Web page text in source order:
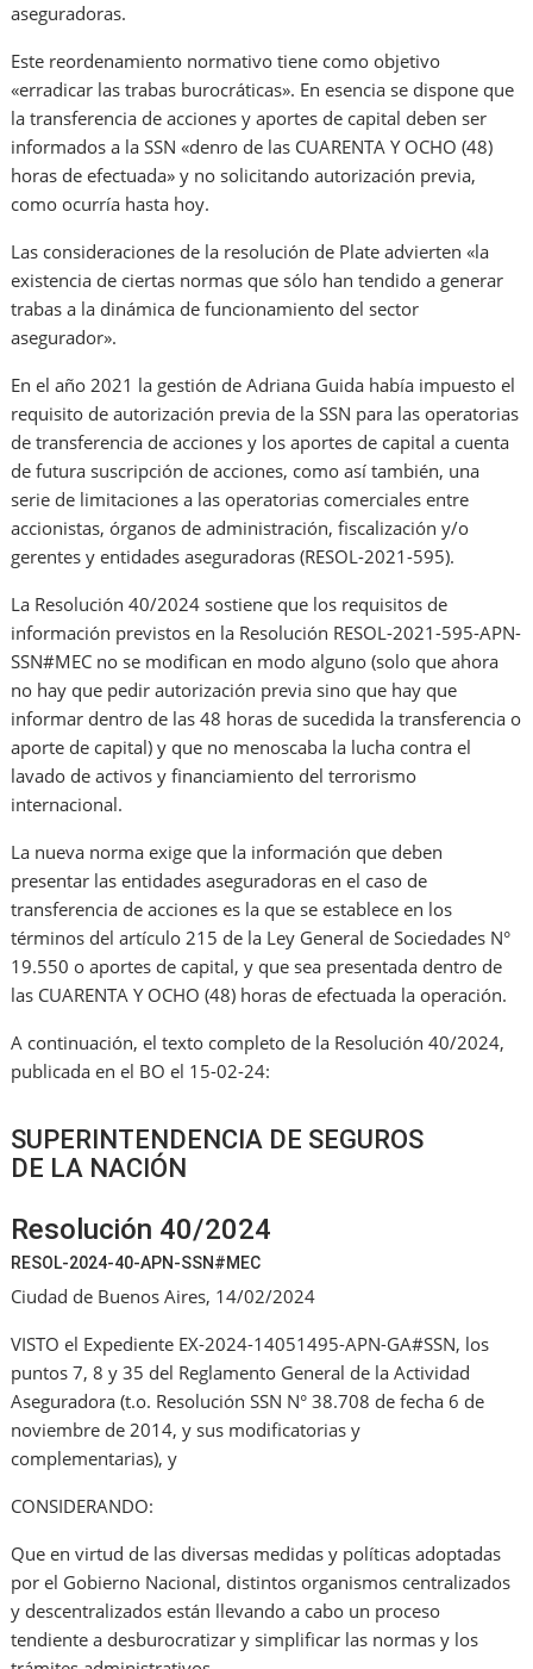
aseguradoras.
Este reordenamiento normativo tiene como objetivo
«erradicar las trabas burocráticas». En esencia se dispone que
la transferencia de acciones y aportes de capital deben ser
informados a la SSN «denro de las CUARENTA Y OCHO (48)
horas de efectuada» y no solicitando autorización previa,
como ocurría hasta hoy.
Las consideraciones de la resolución de Plate advierten «la
existencia de ciertas normas que sólo han tendido a generar
trabas a la dinámica de funcionamiento del sector
asegurador».
En el año 2021 la gestión de Adriana Guida había impuesto el
requisito de autorización previa de la SSN para las operatorias
de transferencia de acciones y los aportes de capital a cuenta
de futura suscripción de acciones, como así también, una
serie de limitaciones a las operatorias comerciales entre
accionistas, órganos de administración, fiscalización y/o
gerentes y entidades aseguradoras (RESOL-2021-595).
La Resolución 40/2024 sostiene que los requisitos de
información previstos en la Resolución RESOL-2021-595-APN-
SSN#MEC no se modifican en modo alguno (solo que ahora
no hay que pedir autorización previa sino que hay que
informar dentro de las 48 horas de sucedida la transferencia o
aporte de capital) y que no menoscaba la lucha contra el
lavado de activos y financiamiento del terrorismo
internacional.
La nueva norma exige que la información que deben
presentar las entidades aseguradoras en el caso de
transferencia de acciones es la que se establece en los
términos del artículo 215 de la Ley General de Sociedades N°
19.550 o aportes de capital, y que sea presentada dentro de
las CUARENTA Y OCHO (48) horas de efectuada la operación.
A continuación, el texto completo de la Resolución 40/2024,
publicada en el BO el 15-02-24:
SUPERINTENDENCIA DE SEGUROS
DE LA NACIÓN
Resolución 40/2024
RESOL-2024-40-APN-SSN#MEC
Ciudad de Buenos Aires, 14/02/2024
VISTO el Expediente EX-2024-14051495-APN-GA#SSN, los
puntos 7, 8 y 35 del Reglamento General de la Actividad
Aseguradora (t.o. Resolución SSN N° 38.708 de fecha 6 de
noviembre de 2014, y sus modificatorias y
complementarias), y
CONSIDERANDO:
Que en virtud de las diversas medidas y políticas adoptadas
por el Gobierno Nacional, distintos organismos centralizados
y descentralizados están llevando a cabo un proceso
tendiente a desburocratizar y simplificar las normas y los